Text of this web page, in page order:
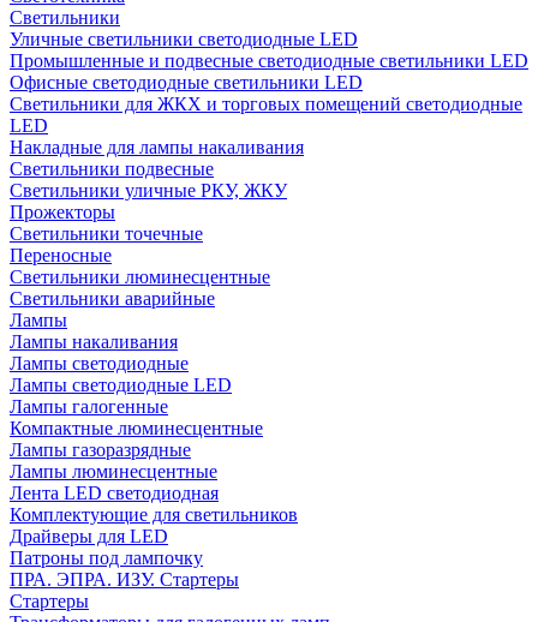
Светильники
Уличные светильники светодиодные LED
Промышленные и подвесные светодиодные светильники LED
Офисные светодиодные светильники LED
Светильники для ЖКХ и торговых помещений светодиодные
LED
Накладные для лампы накаливания
Светильники подвесные
Светильники уличные РКУ, ЖКУ
Прожекторы
Cветильники точечные
Переносные
Светильники люминесцентные
Светильники аварийные
Лампы
Лампы накаливания
Лампы светодиодные
Лампы светодиодные LED
Лампы галогенные
Компактные люминесцентные
Лампы газоразрядные
Лампы люминесцентные
Лента LED светодиодная
Комплектующие для светильников
Драйверы для LED
Патроны под лампочку
ПРА. ЭПРА. ИЗУ. Стартеры
Стартеры